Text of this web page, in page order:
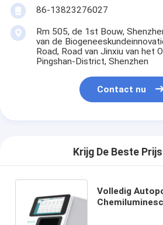
86-13823276027
Rm 505, de 1st Bouw,
van de
Road, Road van Jinxiu van het
Pingshan-District, Shenzhen
Contact nu
Krijg De Beste
Volledig